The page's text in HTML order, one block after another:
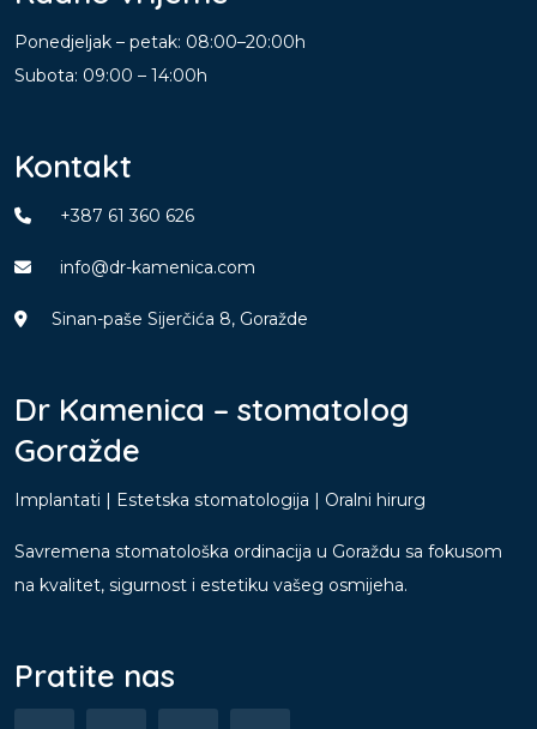
Ponedjeljak – petak: 08:00–20:00h
Subota: 09:00 – 14:00h
Kontakt
+387 61 360 626
info@dr-kamenica.com
Sinan-paše Sijerčića 8, Goražde
Dr Kamenica – stomatolog
Goražde
Implantati | Estetska stomatologija | Oralni hirurg
Savremena stomatološka ordinacija u Goraždu sa fokusom
na kvalitet, sigurnost i estetiku vašeg osmijeha.
Pratite nas